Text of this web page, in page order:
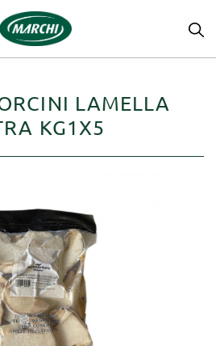
LAMELLA
KG1X5